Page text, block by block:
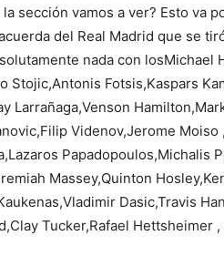
sección vamos a ver? Esto va
del Real Madrid que se
nada con losMichael
Stojic,Antonis Fotsis,Kaspars
Larrañaga,Venson
Videnov,Jerome Moiso
Papadopoulos,Michalis
Massey,Quinton
Dasic,Travis
Tucker,Rafael Hettsheimer